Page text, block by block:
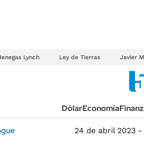
Lynch Ley de Tierras Javier
TECNOLOGÍA
MÉXICO
DólarEconomía
24 de abril 2023 -